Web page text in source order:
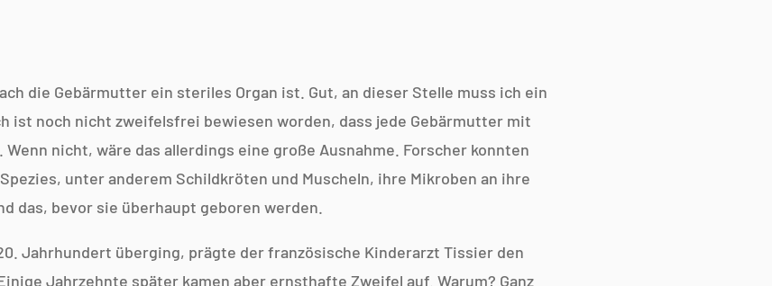
die Gebärmutter ein steriles Organ ist. Gut, an dieser Stelle muss ich ein
ist noch nicht zweifelsfrei bewiesen worden, dass jede Gebärmutter mit
nicht, wäre das allerdings eine große Ausnahme. Forscher konnten
unter anderem Schildkröten und Muscheln, ihre Mikroben an ihre
das, bevor sie überhaupt geboren werden.
Jahrhundert überging, prägte der französische Kinderarzt Tissier den
Jahrzehnte später kamen aber ernsthafte Zweifel auf. Warum? Ganz